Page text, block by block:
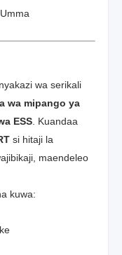
wa serikali
wa mipango ya
ESS. Kuandaa
si hitaji la
maendeleo
kuwa: